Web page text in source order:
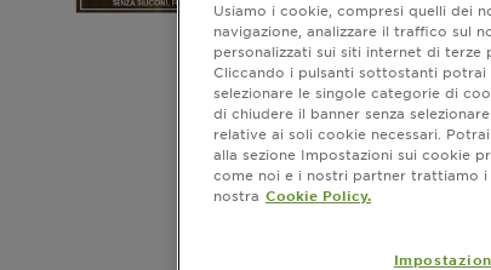
Usiamo i cookie, compresi quelli dei
navigazione, analizzare il traffico sul
personalizzati sui siti internet di terze
Cliccando i pulsanti sottostanti potrai
selezionare le singole categorie di
di chiudere il banner senza
relative ai soli cookie necessari.
alla sezione Impostazioni sui cookie
come noi e i nostri partner trattiamo
nostra Cookie Policy.